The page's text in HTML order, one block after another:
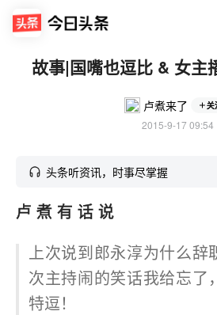
故事|国嘴也逗比 & 女主
卢煮来了 关
2015-9-17 09:54
头条听资讯，时事尽掌握
卢 煮 有 话 说
上次说到郎永淳为什么辞
次主持闹的笑话我给忘了
特逗！